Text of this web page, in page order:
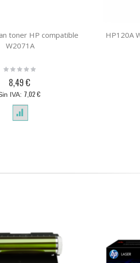
toner HP compatible
W2071A
Rating:
8,49 €
7,02 €
HP120A